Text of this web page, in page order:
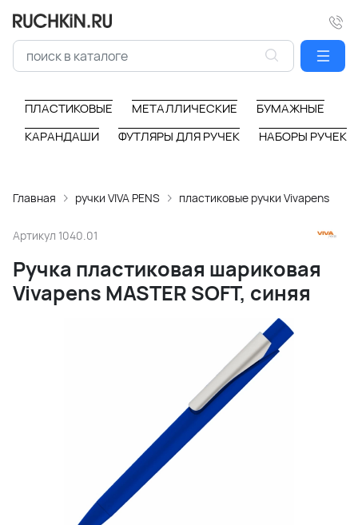
ПЛАСТИКОВЫЕ МЕТАЛЛИЧЕСКИЕ
БУМАЖНЫЕ
КАРАНДАШИ
ФУТЛЯРЫ ДЛЯ РУЧЕК НАБОРЫ РУЧЕК
Главная ручки VIVA PENS пластиковые ручки Vivapens
Артикул 1040.01
Ручка пластиковая шариковая
Vivapens MASTER SOFT, синяя